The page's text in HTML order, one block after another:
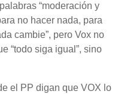
“moderación y
no hacer nada, para
cambie”, pero Vox no
“todo siga igual”, sino
el PP digan que VOX lo